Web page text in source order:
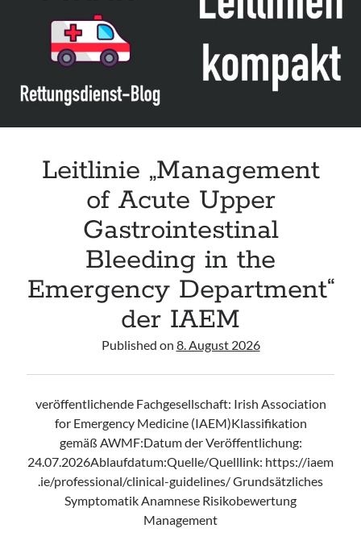
Leitlinie „Management of Acute Upper Gastrointestinal Bleeding in the
Emergency Department“ der IAEM
Leitlinie „Management of brief resolved unexplained events (BRUE) in
infants“ der CPS
Leitlinie „Palliativmedizin für Patient:innen mit einer nicht heilbaren
Krebserkrankung“ der DG Palliativmedizin
Leitlinie „Management
of Acute Upper
Gastrointestinal
Bleeding in the
Emergency Department“
der IAEM
Published on 8. August 2026
veröffentlichende Fachgesellschaft: Irish Association
for Emergency Medicine (IAEM)Klassifikation
gemäß AWMF:Datum der Veröffentlichung:
24.07.2026Ablaufdatum:Quelle/Quelllink: https://iaem
.ie/professional/clinical-guidelines/ Grundsätzliches
Symptomatik Anamnese Risikobewertung
Management